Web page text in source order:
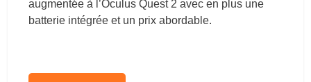
augmentée à l’Oculus Quest 2 avec en plus une
batterie intégrée et un prix abordable.